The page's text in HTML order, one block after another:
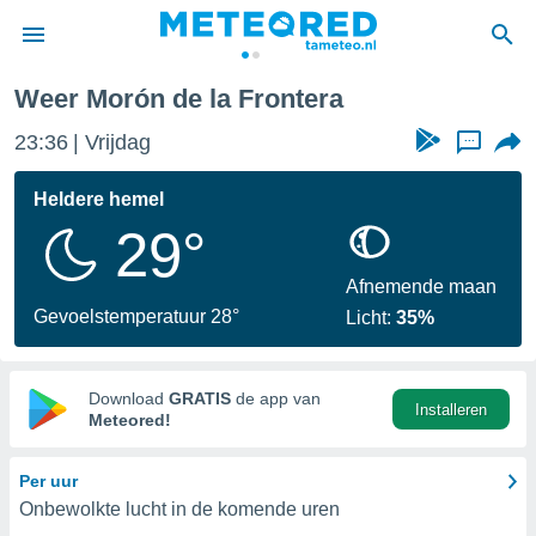
door
verstrekte
hoge
hebt de
voor
op basis
Weer Morón de la Frontera
23:36 Vrijdag ...
Heldere hemel
29°
Gevoelstemperatuur 28°
Afnemende maan
Licht:35%
Download GRATIS de app van
Meteored!
Installeren
Per uur
Onbewolkte lucht in de komende uren